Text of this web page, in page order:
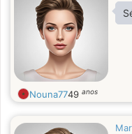
Nouna7749 anos